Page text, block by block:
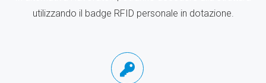
utilizzando il badge RFID personale in dotazione.